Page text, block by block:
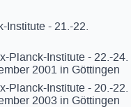
Institute - 21.-22.
Planck-Institute - 22.-24.
2001 in Göttingen
Planck-Institute - 20.-22.
2003 in Göttingen